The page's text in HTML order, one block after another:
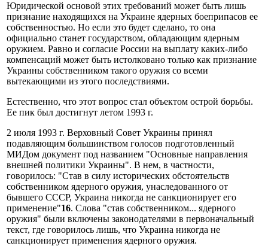
Юридической основой этих требований может быть лишь
признание находящихся на Украине ядерных боеприпасов ее
собственностью. Но если это будет сделано, то она
официально станет государством, обладающим ядерным
оружием. Равно и согласие России на выплату каких-либо
компенсаций может быть истолковано только как признание
Украины собственником такого оружия со всеми
вытекающими из этого последствиями.
Естественно, что этот вопрос стал объектом острой борьбы.
Ее пик был достигнут летом 1993 г.
2 июля 1993 г. Верховный Совет Украины принял
подавляющим большинством голосов подготовленный
МИДом документ под названием "Основные направления
внешней политики Украины". В нем, в частности,
говорилось: "Став в силу исторических обстоятельств
собственником ядерного оружия, унаследованного от
бывшего СССР, Украина никогда не санкционирует его
применение"16. Слова "став собственником... ядерного
оружия" были включены законодателями в первоначальный
текст, где говорилось лишь, что Украина никогда не
санкционирует применения ядерного оружия.